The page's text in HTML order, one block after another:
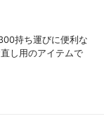
持ち運びに便利な
し用のアイテムで